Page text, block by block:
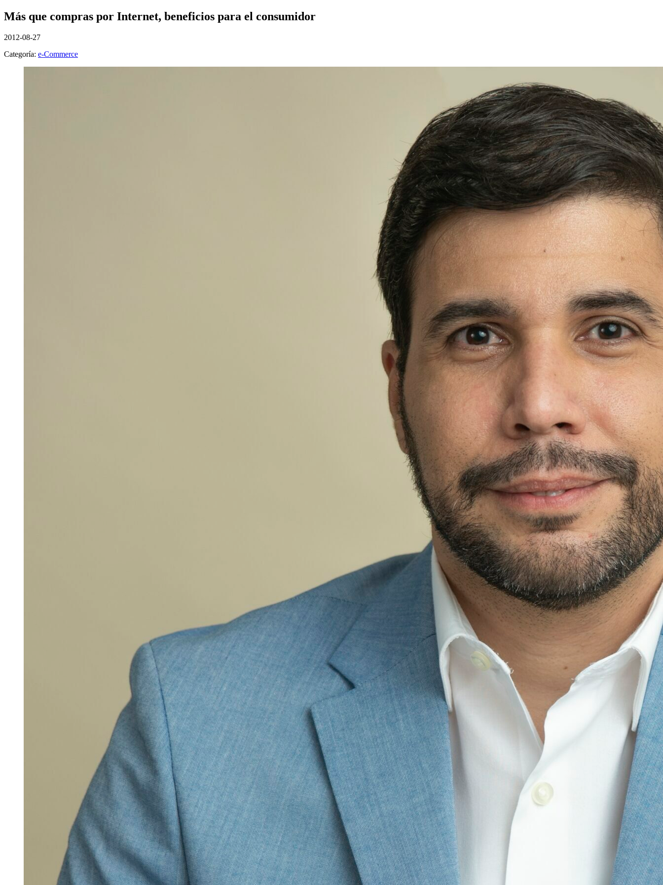
Más que compras por Internet, beneficios para el consumidor
2012-08-27
Categoría: e-Commerce